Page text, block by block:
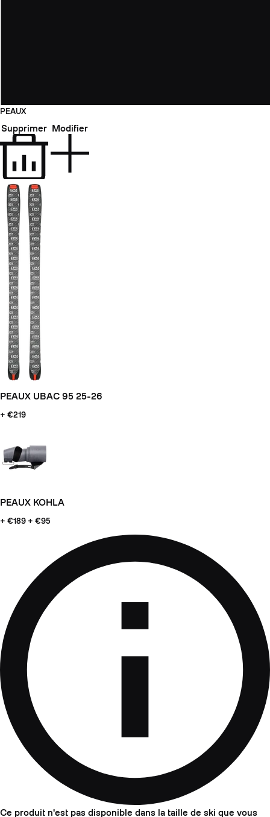
PEAUX
Supprimer Modifier
PEAUX UBAC 95 25-26
+ €219
PEAUX KOHLA
+ €189 + €95
Ce produit n'est pas disponible dans la taille de ski que vous